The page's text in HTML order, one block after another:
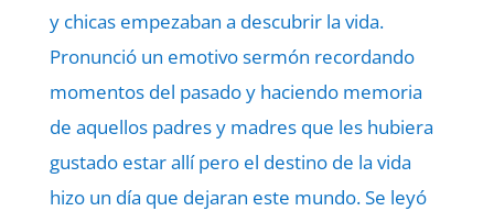
y chicas empezaban a descubrir la vida.
Pronunció un emotivo sermón recordando
momentos del pasado y haciendo memoria
de aquellos padres y madres que les hubiera
gustado estar allí pero el destino de la vida
hizo un día que dejaran este mundo. Se leyó